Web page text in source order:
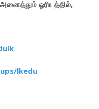
ஓரிடத்தில்,
lkedu